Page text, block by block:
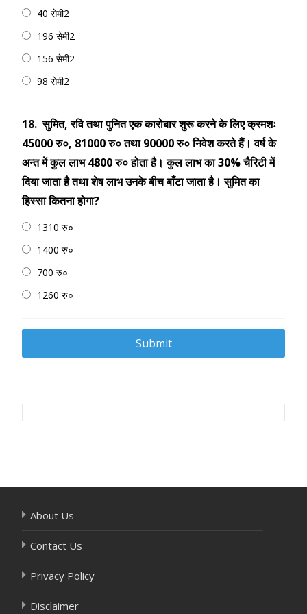
40 सेमी2
196 सेमी2
156 सेमी2
98 सेमी2
18. सुमित, रवि तथा पुनित एक कारोबार शुरू करने के लिए क्रमशः
45000 रु०, 81000 रु० तथा 90000 रु० निवेश करते हैं। वर्ष के
अन्त में कुल लाभ 4800 रु० होता है। कुल लाभ का 30% चैरिटी में
दिया जाता है तथा शेष लाभ उनके बीच बाँटा जाता है। सुमित का
हिस्सा कितना होगा?
1310 रु०
1400 रु०
700 रु०
1260 रु०
Post
About Us
Contact Us
Privacy Policy
Disclaimer